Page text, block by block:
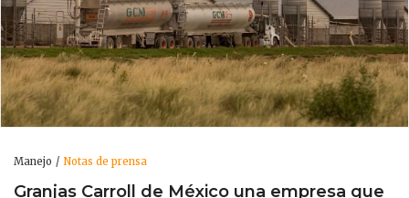
Manejo Notas de prensa
Granjas Carroll de México una empresa que